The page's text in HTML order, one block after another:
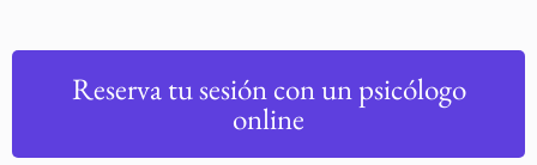
Reserva tu sesión con un psicólogo
online